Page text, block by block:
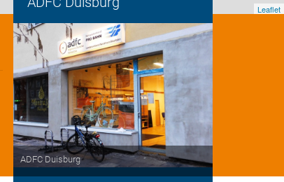
Leaflet
ADFC Duisburg